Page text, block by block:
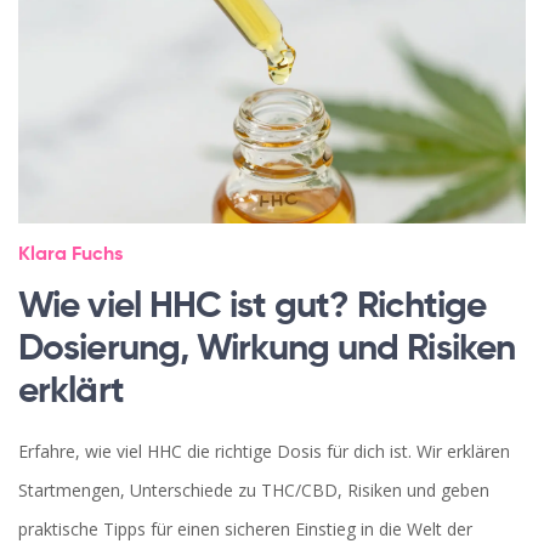
Klara Fuchs
Wie viel HHC ist gut? Richtige
Dosierung, Wirkung und Risiken
erklärt
Erfahre, wie viel HHC die richtige Dosis für dich ist. Wir erklären
Startmengen, Unterschiede zu THC/CBD, Risiken und geben
praktische Tipps für einen sicheren Einstieg in die Welt der